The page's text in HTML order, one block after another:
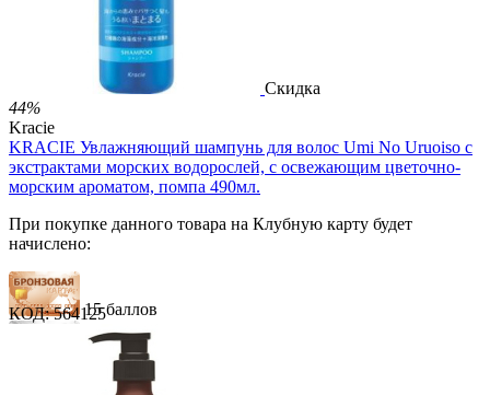

Скидка
44%
Kracie
KRACIE Увлажняющий шампунь для волос Umi No Uruoiso с
экстрактами морских водорослей, с освежающим цветочно-
морским ароматом, помпа 490мл.
При покупке данного товара на Клубную карту будет
начислено:
15 баллов
22 балла
КОД: 564125